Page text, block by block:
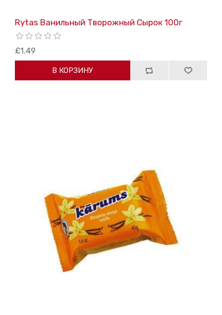
Rytas Ванильный Творожный Сырок 100г
£1.49
В КОРЗИНУ